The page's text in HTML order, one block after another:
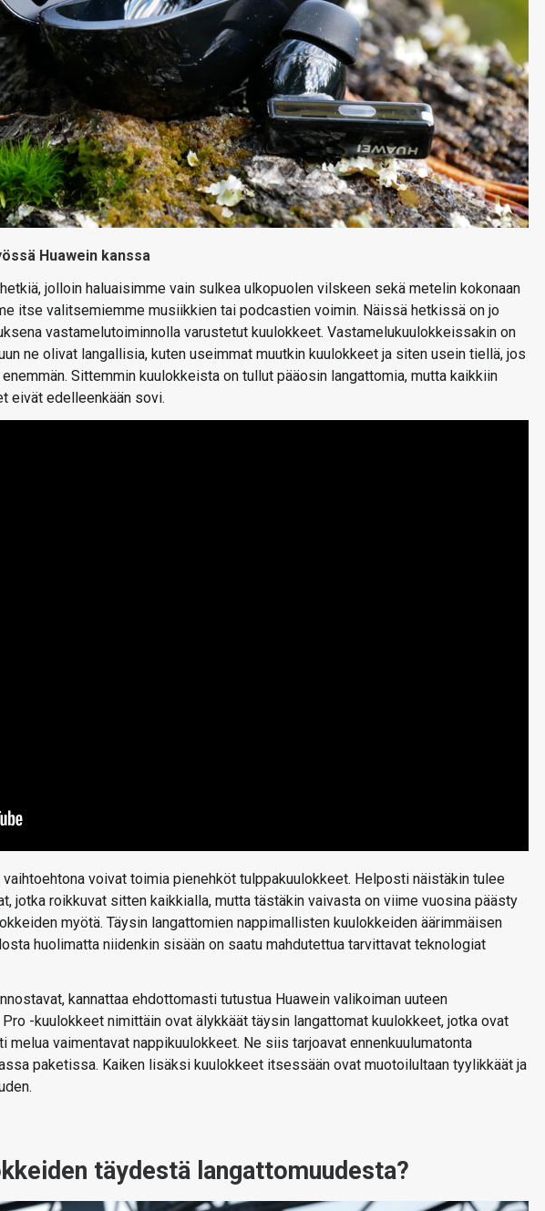
Huawein kanssa
jolloin haluaisimme vain sulkea ulkopuolen vilskeen sekä metelin kokonaan
itse valitsemiemme musiikkien tai podcastien voimin. Näissä hetkissä on jo
vastamelutoiminnolla varustetut kuulokkeet. Vastamelukuulokkeissakin on
ne olivat langallisia, kuten useimmat muutkin kuulokkeet ja siten usein tiellä, jos
Sittemmin kuulokkeista on tullut pääosin langattomia, mutta kaikkiin
eivät edelleenkään sovi.
vaihtoehtona voivat toimia pienehköt tulppakuulokkeet. Helposti näistäkin tulee
jotka roikkuvat sitten kaikkialla, mutta tästäkin vaivasta on viime vuosina päästy
myötä. Täysin langattomien nappimallisten kuulokkeiden äärimmäisen
huolimatta niidenkin sisään on saatu mahdutettua tarvittavat teknologiat
kannattaa ehdottomasti tutustua Huawein valikoiman uuteen
-kuulokkeet nimittäin ovat älykkäät täysin langattomat kuulokkeet, jotka ovat
vaimentavat nappikuulokkeet. Ne siis tarjoavat ennenkuulumatonta
paketissa. Kaiken lisäksi kuulokkeet itsessään ovat muotoilultaan tyylikkäät ja
täydestä langattomuudesta?